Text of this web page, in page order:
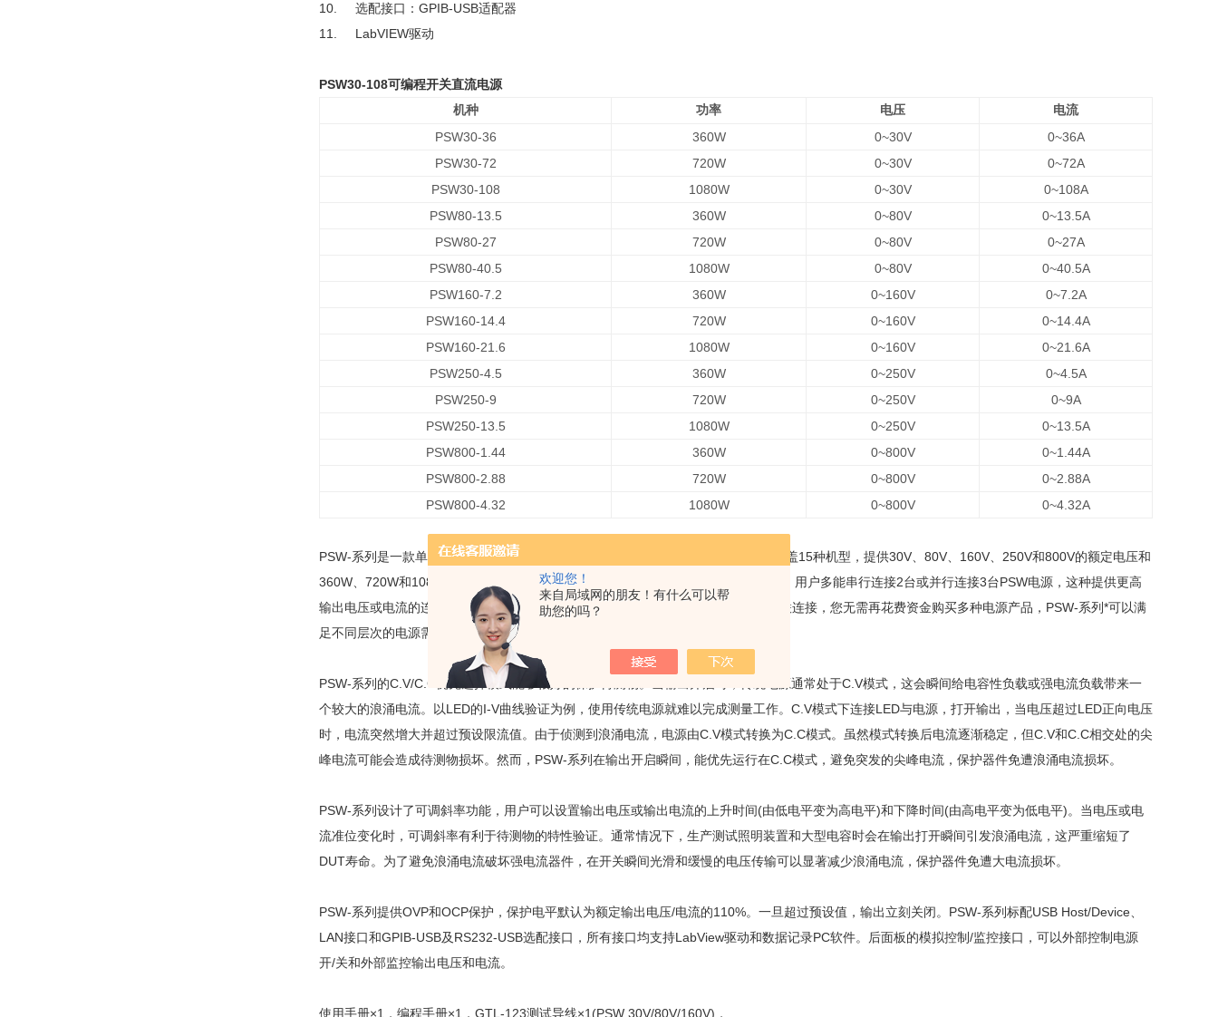
欢迎您！
来自局域网的朋友！有什么可以帮
助您的吗？
10. 选配接口：GPIB-USB适配器
11. LabVIEW驱动
PSW30-108可编程开关直流电源
机种 功率 电压 电流
PSW30-36 360W 0~30V
0~36A
PSW30-72
720W 0~30V
0~72A
PSW30-108
1080W 0~30V
0~108A
PSW80-13.5
360W 0~80V
0~13.5A
PSW80-27
720W 0~80V
0~27A
PSW80-40.5
1080W 0~80V
0~40.5A
PSW160-7.2
360W 0~160V
0~7.2A
PSW160-14.4
720W 0~160V
0~14.4A
PSW160-21.6
1080W 0~160V
0~21.6A
PSW250-4.5
360W 0~250V
0~4.5A
PSW250-9
720W 0~250V
0~9A
PSW250-13.5
1080W 0~250V
0~13.5A
PSW800-1.44
360W 0~800V
0~1.44A
PSW800-2.88
720W 0~800V
0~2.88A
PSW800-4.32
1080W 0~800V 0~4.32A
PSW-系列是一款单路输出、多量程可编程开关直流电源，大功率1080W。该系列涵盖15种机型，提供30V、80V、160V、250V和800V的额定电压和
360W、720W和1080W的大输出功率。多量程操作可以灵活有效的设置电压和电流。用户多能串行连接2台或并行连接3台PSW电源，这种提供更高
输出电压或电流的连接能力极大的扩展了它的应用范围。灵活的多量程操作和串/并联连接，您无需再花费资金购买多种电源产品，PSW-系列*可以满
足不同层次的电源需求。
PSW-系列的C.V/C.C优先选择模式能够很好的保护待测物。当输出开启时，传统电源通常处于C.V模式，这会瞬间给电容性负载或强电流负载带来一
个较大的浪涌电流。以LED的I-V曲线验证为例，使用传统电源就难以完成测量工作。C.V模式下连接LED与电源，打开输出，当电压超过LED正向电压
时，电流突然增大并超过预设限流值。由于侦测到浪涌电流，电源由C.V模式转换为C.C模式。虽然模式转换后电流逐渐稳定，但C.V和C.C相交处的尖
峰电流可能会造成待测物损坏。然而，PSW-系列在输出开启瞬间，能优先运行在C.C模式，避免突发的尖峰电流，保护器件免遭浪涌电流损坏。
PSW-系列设计了可调斜率功能，用户可以设置输出电压或输出电流的上升时间(由低电平变为高电平)和下降时间(由高电平变为低电平)。当电压或电
流准位变化时，可调斜率有利于待测物的特性验证。通常情况下，生产测试照明装置和大型电容时会在输出打开瞬间引发浪涌电流，这严重缩短了
DUT寿命。为了避免浪涌电流破坏强电流器件，在开关瞬间光滑和缓慢的电压传输可以显著减少浪涌电流，保护器件免遭大电流损坏。
PSW-系列提供OVP和OCP保护，保护电平默认为额定输出电压/电流的110%。一旦超过预设值，输出立刻关闭。PSW-系列标配USB Host/Device、
LAN接口和GPIB-USB及RS232-USB选配接口，所有接口均支持LabView驱动和数据记录PC软件。后面板的模拟控制/监控接口，可以外部控制电源
开/关和外部监控输出电压和电流。
使用手册×1，编程手册×1，GTL-123测试导线×1(PSW 30V/80V/160V)，